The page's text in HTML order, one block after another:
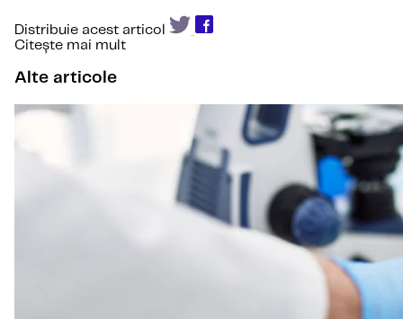
Distribuie acest articol
Citește mai mult
Alte articole